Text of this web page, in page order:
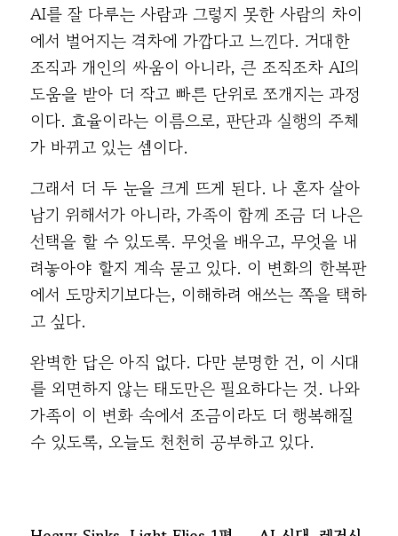
AI를 잘 다루는 사람과 그렇지 못한 사람의 차이
에서 벌어지는 격차에 가깝다고 느낀다. 거대한
조직과 개인의 싸움이 아니라, 큰 조직조차 AI의
도움을 받아 더 작고 빠른 단위로 쪼개지는 과정
이다. 효율이라는 이름으로, 판단과 실행의 주체
가 바뀌고 있는 셈이다.
그래서 더 두 눈을 크게 뜨게 된다. 나 혼자 살아
남기 위해서가 아니라, 가족이 함께 조금 더 나은
선택을 할 수 있도록. 무엇을 배우고, 무엇을 내
려놓아야 할지 계속 묻고 있다. 이 변화의 한복판
에서 도망치기보다는, 이해하려 애쓰는 쪽을 택하
고 싶다.
완벽한 답은 아직 없다. 다만 분명한 건, 이 시대
를 외면하지 않는 태도만은 필요하다는 것. 나와
가족이 이 변화 속에서 조금이라도 더 행복해질
수 있도록, 오늘도 천천히 공부하고 있다.